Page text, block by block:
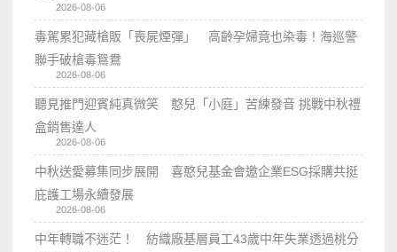
2026-08-06
毒駕累犯藏槍販「喪屍煙彈」 高齡孕婦竟也染毒！海巡警
聯手破槍毒鴛鴦
2026-08-06
聽見推門迎賓純真微笑 憨兒「小庭」苦練發音 挑戰中秋禮
盒銷售達人
2026-08-06
中秋送愛募集同步展開 喜憨兒基金會邀企業ESG採購共挺
庇護工場永續發展
2026-08-06
中年轉職不迷茫！ 紡織廠基層員工43歲中年失業透過桃分